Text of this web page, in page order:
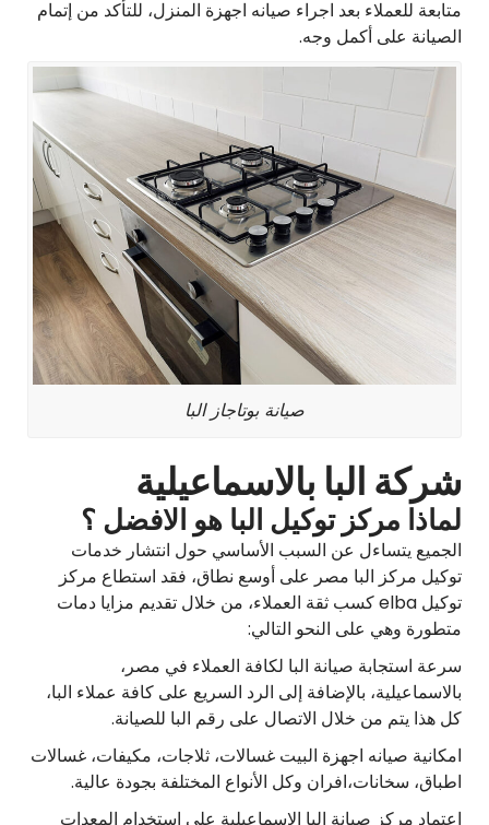
متابعة للعملاء بعد اجراء صيانه اجهزة المنزل، للتأكد من إتمام
الصيانة على أكمل وجه.
صيانة بوتاجاز البا
شركة البا بالاسماعيلية
لماذا مركز توكيل البا هو الافضل ؟
الجميع يتساءل عن السبب الأساسي حول انتشار خدمات
توكيل مركز البا مصر على أوسع نطاق، فقد استطاع مركز
توكيل elba كسب ثقة العملاء، من خلال تقديم مزايا دمات
متطورة وهي على النحو التالي:
سرعة استجابة صيانة البا لكافة العملاء في مصر،
بالاسماعيلية، بالإضافة إلى الرد السريع على كافة عملاء البا،
كل هذا يتم من خلال الاتصال على رقم البا للصيانة.
امكانية صيانه اجهزة البيت غسالات، ثلاجات، مكيفات، غسالات
اطباق، سخانات،افران وكل الأنواع المختلفة بجودة عالية.
اعتماد مركز صيانة البا الاسماعيلية على استخدام المعدات